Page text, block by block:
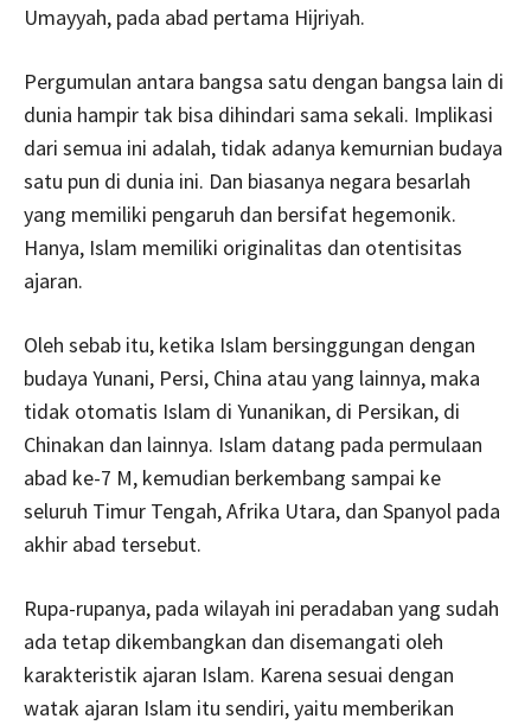
Umayyah, pada abad pertama Hijriyah.
Pergumulan antara bangsa satu dengan bangsa lain di
dunia hampir tak bisa dihindari sama sekali. Implikasi
dari semua ini adalah, tidak adanya kemurnian budaya
satu pun di dunia ini. Dan biasanya negara besarlah
yang memiliki pengaruh dan bersifat hegemonik.
Hanya, Islam memiliki originalitas dan otentisitas
ajaran.
Oleh sebab itu, ketika Islam bersinggungan dengan
budaya Yunani, Persi, China atau yang lainnya, maka
tidak otomatis Islam di Yunanikan, di Persikan, di
Chinakan dan lainnya. Islam datang pada permulaan
abad ke-7 M, kemudian berkembang sampai ke
seluruh Timur Tengah, Afrika Utara, dan Spanyol pada
akhir abad tersebut.
Rupa-rupanya, pada wilayah ini peradaban yang sudah
ada tetap dikembangkan dan disemangati oleh
karakteristik ajaran Islam. Karena sesuai dengan
watak ajaran Islam itu sendiri, yaitu memberikan